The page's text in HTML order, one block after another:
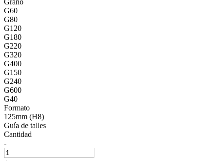
G60
G80
G120
G180
G220
G320
G400
G150
G240
G600
G40
Formato
125mm (H8)
Guía de talles
Cantidad
-